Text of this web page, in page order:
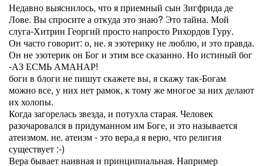
Недавно выяснилось, что я приемный сын Зигфрида де
Лове. Вы спросите а откуда это знаю? Это тайна. Мой
слуга-Хитрин Георгий просто напросто Рихордов Гуру.
Он часто говорит: о, не. я эзотерику не люблю, и это правда.
Он не эзотерик он Бог и этим все сказанно. Но истиный бог
-АЗ ЕСМЬ АМАНАР!
боги в блоги не пишут скажете вы, я скажу так-Богам
можно все, у них нет рамок, к тому же многое за них делают
их холопы.
Когда загорелась звезда, и потухла старая. Человек
разочаровался в придуманном им Боге, и это называется
атеизмом. не. атеизм - это вера,а я верю, что религия
существует :-)
Вера бывает наивная и принципиальная. Например